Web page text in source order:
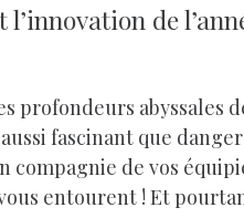
de
profondeurs abyssales
fascinant que
de vos
entourent ! Et